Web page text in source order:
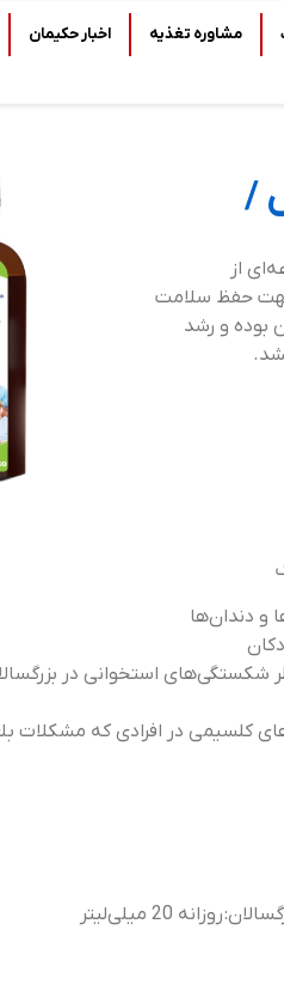
مشاوره تغذیه اخبار حکیمان
/
از
جهت حفظ سلامت
بوده و رشد
و دندان‌ها
شکستگی‌های استخوانی در
در افرادی که مشکلات بلع